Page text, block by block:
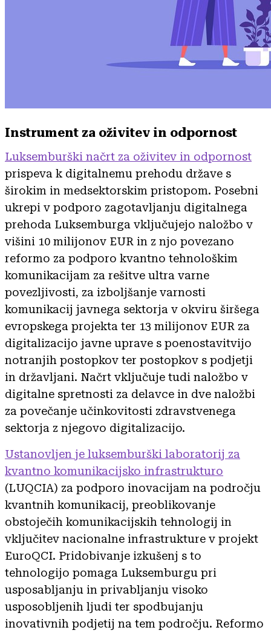
Instrument za oživitev in odpornost
Luksemburški načrt za oživitev in odpornost
prispeva k digitalnemu prehodu države s
širokim in medsektorskim pristopom. Posebni
ukrepi v podporo zagotavljanju digitalnega
prehoda Luksemburga vključujejo naložbo v
višini 10 milijonov EUR in z njo povezano
reformo za podporo kvantno tehnološkim
komunikacijam za rešitve ultra varne
povezljivosti, za izboljšanje varnosti
komunikacij javnega sektorja v okviru širšega
evropskega projekta ter 13 milijonov EUR za
digitalizacijo javne uprave s poenostavitvijo
notranjih postopkov ter postopkov s podjetji
in državljani. Načrt vključuje tudi naložbo v
digitalne spretnosti za delavce in dve naložbi
za povečanje učinkovitosti zdravstvenega
sektorja z njegovo digitalizacijo.
Ustanovljen je luksemburški laboratorij za
kvantno komunikacijsko infrastrukturo
(LUQCIA) za podporo inovacijam na področju
kvantnih komunikacij, preoblikovanje
obstoječih komunikacijskih tehnologij in
vključitev nacionalne infrastrukture v projekt
EuroQCI. Pridobivanje izkušenj s to
tehnologijo pomaga Luksemburgu pri
usposabljanju in privabljanju visoko
usposobljenih ljudi ter spodbujanju
inovativnih podjetij na tem področju. Reformo